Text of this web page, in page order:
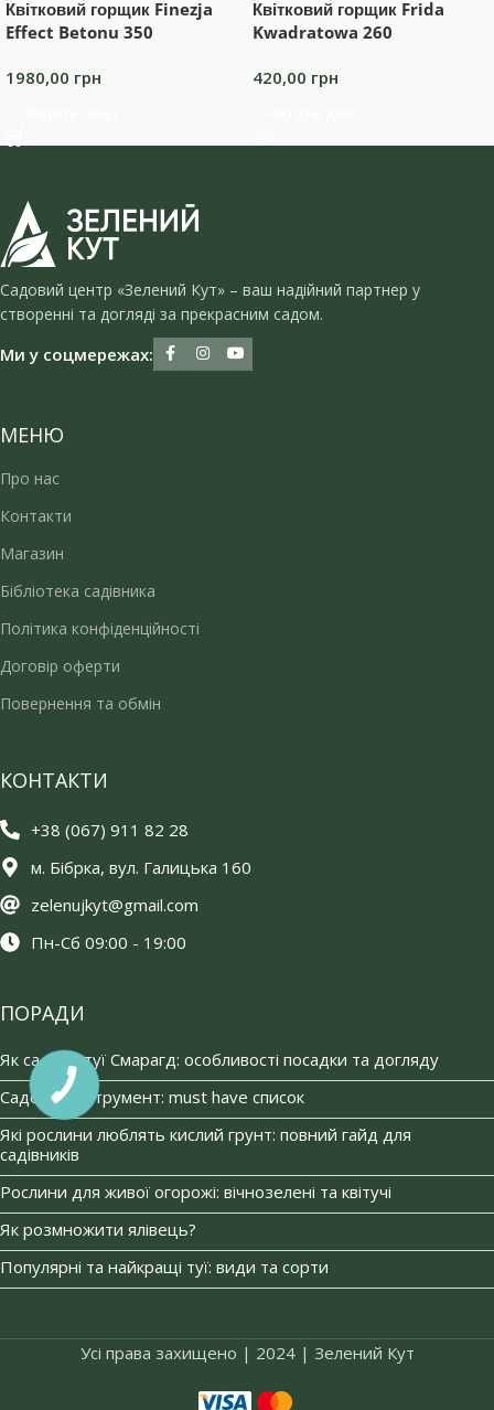
Квітковий горщик Finezja
Effect Betonu 350
1980,00 грн
Квітковий горщик Frida
Kwadratowa 260
420,00 грн
Садовий центр «Зелений Кут» – ваш надійний партнер у
створенні та догляді за прекрасним садом.
Ми у соцмережах:
МЕНЮ
Про нас
Контакти
Магазин
Бібліотека садівника
Політика конфіденційності
Договір оферти
Повернення та обмін
КОНТАКТИ
+38 (067) 911 82 28
м. Бібрка, вул. Галицька 160
zelenujkyt@gmail.com
Пн-Сб 09:00 - 19:00
ПОРАДИ
Як садити туї Смарагд: особливості посадки та догляду
Садовий інструмент: must have список
Які рослини люблять кислий грунт: повний гайд для
садівників
Рослини для живої огорожі: вічнозелені та квітучі
Як розмножити ялівець?
Популярні та найкращі туї: види та сорти
Усі права захищено | 2024 | Зелений Кут